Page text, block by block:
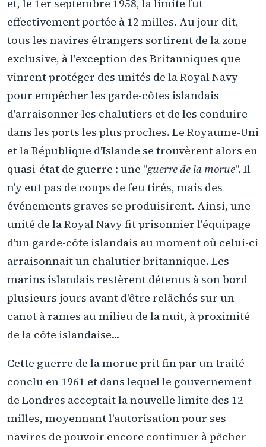
et, le 1er septembre 1958, la limite fut
effectivement portée à 12 milles. Au jour dit,
tous les navires étrangers sortirent de la zone
exclusive, à l'exception des Britanniques que
vinrent protéger des unités de la Royal Navy
pour empêcher les garde-côtes islandais
d'arraisonner les chalutiers et de les conduire
dans les ports les plus proches. Le Royaume-Uni
et la République d'Islande se trouvèrent alors en
quasi-état de guerre : une "guerre de la morue". Il
n'y eut pas de coups de feu tirés, mais des
événements graves se produisirent. Ainsi, une
unité de la Royal Navy fit prisonnier l'équipage
d'un garde-côte islandais au moment où celui-ci
arraisonnait un chalutier britannique. Les
marins islandais restèrent détenus à son bord
plusieurs jours avant d'être relâchés sur un
canot à rames au milieu de la nuit, à proximité
de la côte islandaise...
Cette guerre de la morue prit fin par un traité
conclu en 1961 et dans lequel le gouvernement
de Londres acceptait la nouvelle limite des 12
milles, moyennant l'autorisation pour ses
navires de pouvoir encore continuer à pêcher